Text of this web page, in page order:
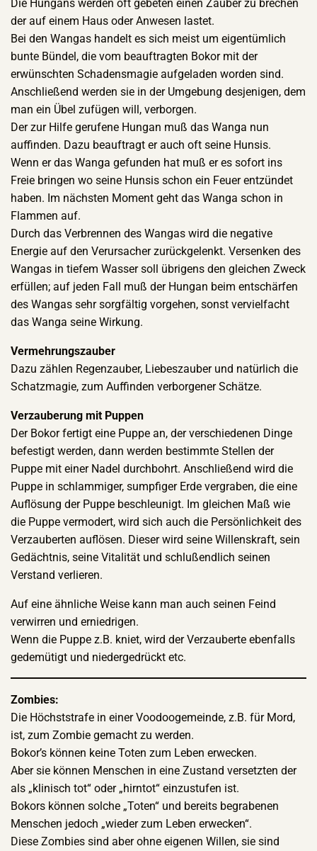
Die Hungans werden oft gebeten einen Zauber zu brechen
der auf einem Haus oder Anwesen lastet.
Bei den Wangas handelt es sich meist um eigentümlich
bunte Bündel, die vom beauftragten Bokor mit der
erwünschten Schadensmagie aufgeladen worden sind.
Anschließend werden sie in der Umgebung desjenigen, dem
man ein Übel zufügen will, verborgen.
Der zur Hilfe gerufene Hungan muß das Wanga nun
auffinden. Dazu beauftragt er auch oft seine Hunsis.
Wenn er das Wanga gefunden hat muß er es sofort ins
Freie bringen wo seine Hunsis schon ein Feuer entzündet
haben. Im nächsten Moment geht das Wanga schon in
Flammen auf.
Durch das Verbrennen des Wangas wird die negative
Energie auf den Verursacher zurückgelenkt. Versenken des
Wangas in tiefem Wasser soll übrigens den gleichen Zweck
erfüllen; auf jeden Fall muß der Hungan beim entschärfen
des Wangas sehr sorgfältig vorgehen, sonst vervielfacht
das Wanga seine Wirkung.
Vermehrungszauber
Dazu zählen Regenzauber, Liebeszauber und natürlich die
Schatzmagie, zum Auffinden verborgener Schätze.
Verzauberung mit Puppen
Der Bokor fertigt eine Puppe an, der verschiedenen Dinge
befestigt werden, dann werden bestimmte Stellen der
Puppe mit einer Nadel durchbohrt. Anschließend wird die
Puppe in schlammiger, sumpfiger Erde vergraben, die eine
Auflösung der Puppe beschleunigt. Im gleichen Maß wie
die Puppe vermodert, wird sich auch die Persönlichkeit des
Verzauberten auflösen. Dieser wird seine Willenskraft, sein
Gedächtnis, seine Vitalität und schlußendlich seinen
Verstand verlieren.
Auf eine ähnliche Weise kann man auch seinen Feind
verwirren und erniedrigen.
Wenn die Puppe z.B. kniet, wird der Verzauberte ebenfalls
gedemütigt und niedergedrückt etc.
Zombies:
Die Höchststrafe in einer Voodoogemeinde, z.B. für Mord,
ist, zum Zombie gemacht zu werden.
Bokor’s können keine Toten zum Leben erwecken.
Aber sie können Menschen in eine Zustand versetzten der
als „klinisch tot“ oder „hirntot“ einzustufen ist.
Bokors können solche „Toten“ und bereits begrabenen
Menschen jedoch „wieder zum Leben erwecken“.
Diese Zombies sind aber ohne eigenen Willen, sie sind